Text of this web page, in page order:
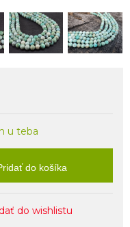
u teba
do košíka
do wishlistu